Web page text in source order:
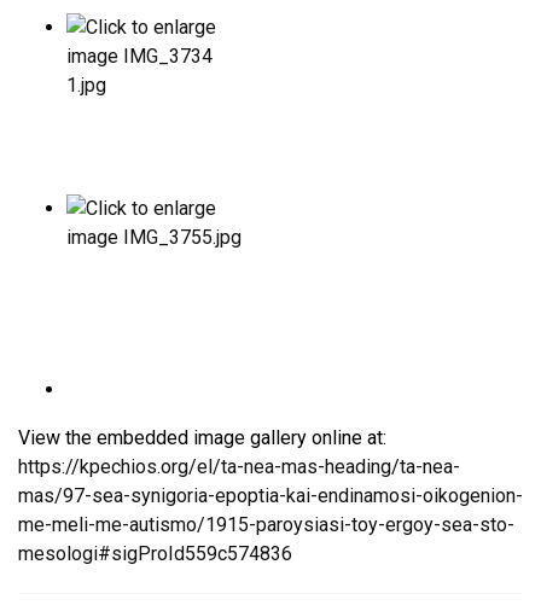
View the embedded image gallery online at:
https://kpechios.org/el/ta-nea-mas-heading/ta-nea-
mas/97-sea-synigoria-epoptia-kai-endinamosi-oikogenion-
me-meli-me-autismo/1915-paroysiasi-toy-ergoy-sea-sto-
mesologi#sigProId559c574836